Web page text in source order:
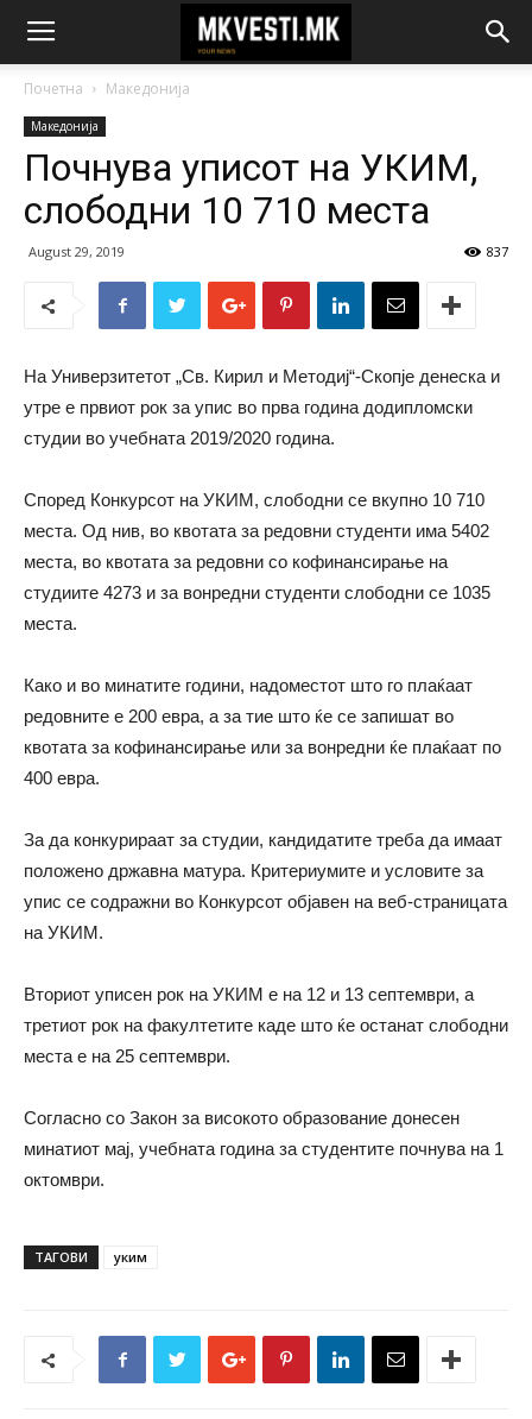
Почетна Македонија
Македонија
Почнува уписот на УКИМ,
слободни 10 710 места
August 29, 2019 837
На Универзитетот „Св. Кирил и Методиј“-Скопје денеска и
утре е првиот рок за упис во прва година додипломски
студии во учебната 2019/2020 година.
Според Конкурсот на УКИМ, слободни се вкупно 10 710
места. Од нив, во квотата за редовни студенти има 5402
места, во квотата за редовни со кофинансирање на
студиите 4273 и за вонредни студенти слободни се 1035
места.
Како и во минатите години, надоместот што го плаќаат
редовните е 200 евра, а за тие што ќе се запишат во
квотата за кофинансирање или за вонредни ќе плаќаат по
400 евра.
За да конкурираат за студии, кандидатите треба да имаат
положено државна матура. Критериумите и условите за
упис се содражни во Конкурсот објавен на веб-страницата
на УКИМ.
Вториот уписен рок на УКИМ е на 12 и 13 септември, а
третиот рок на факултетите каде што ќе останат слободни
места е на 25 септември.
Согласно со Закон за високото образование донесен
минатиот мај, учебната година за студентите почнува на 1
октомври.
ТАГОВИ уким